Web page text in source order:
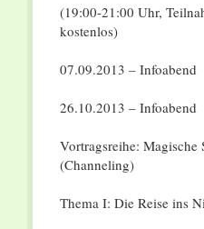
(19:00-21:00 Uhr,
kostenlos)
07.09.2013 – Infoabend
26.10.2013 – Infoabend
Vortragsreihe: Magische
Thema I: Die Reise ins